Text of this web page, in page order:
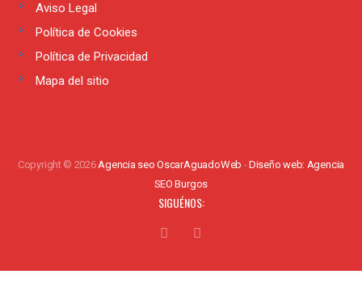
Aviso Legal
Política de Cookies
Política de Privacidad
Mapa del sitio
Copyright © 2026Agencia seo OscarAguadoWeb -Diseño web: Agencia
SEO Burgos
SIGUÉNOS: